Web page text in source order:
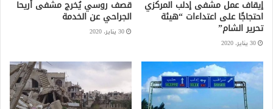
إيقاف عمل مشفى إدلب المركزي
احتجاجًا على اعتداءات “هيئة
تحرير الشام”
30 يناير، 2020
قصف روسي يُخرج مشفى أريحا
الجراحي عن الخدمة
30 يناير، 2020